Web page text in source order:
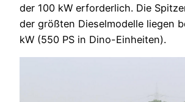
der 100 kW erforderlich. Die
der größten Dieselmodelle liegen
kW (550 PS in Dino-Einheiten).